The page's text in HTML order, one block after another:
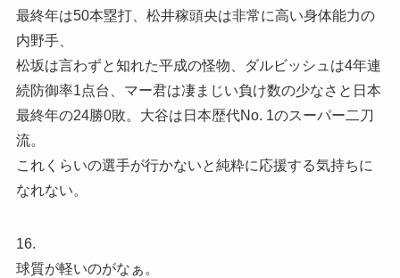
最終年は50本塁打、松井稼頭央は非常に高い身体能力の
内野手、
松坂は言わずと知れた平成の怪物、ダルビッシュは4年連
続防御率1点台、マー君は凄まじい負け数の少なさと日本
最終年の24勝0敗。大谷は日本歴代No. 1のスーパー二刀
流。
これくらいの選手が行かないと純粋に応援する気持ちに
なれない。
16.
球質が軽いのがなぁ。